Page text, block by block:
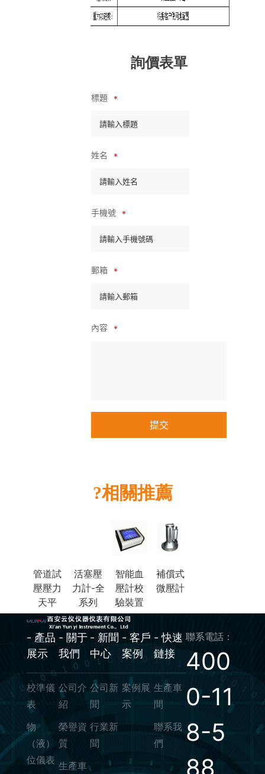
詢價表單
標題 *
姓名 *
手機號 *
郵箱 *
內容 *
?相關推薦
管道試
壓壓力
天平
活塞壓
力計-全
系列
智能血
壓計校
驗裝置
補償式
微壓計
- 產品
展示
校準儀
表
物
（液）
位儀表
- 關于
我們
公司介
紹
榮譽資
質
生產車
- 新聞
中心
公司新
聞
行業新
聞
- 客戶
案例
案例展
示
- 快速
鏈接
生產車
間
聯系我
們
聯系電話：
400
0-11
8-5
88